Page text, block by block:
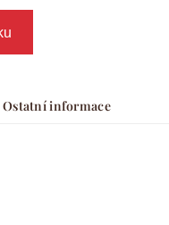
Ostatní informace